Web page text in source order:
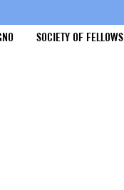
SOCIETY OF FELLOWS